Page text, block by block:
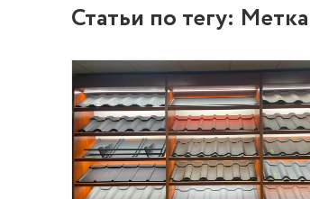
Статьи по тегу: